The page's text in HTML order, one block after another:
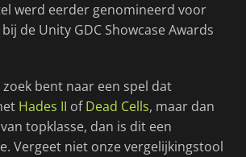
werd eerder genomineerd voor
de Unity GDC Showcase Awards
bent naar een spel dat
Hades II ofDead Cells, maar dan
topklasse, dan is dit een
Vergeet niet onze vergelijkingstool